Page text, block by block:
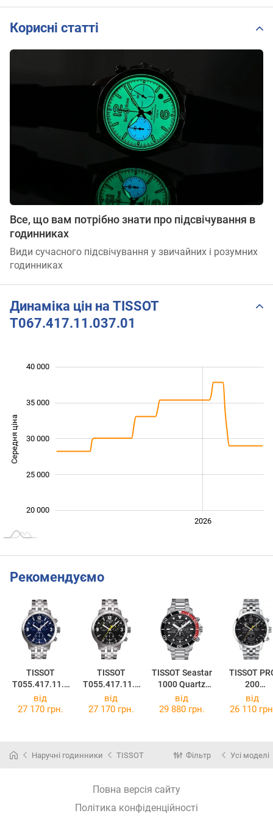
11.00
Корисні статті
Все, що вам потрібно знати про підсвічування в
годинниках
Види сучасного підсвічування у звичайних і розумних
годинниках
Динаміка цін на TISSOT
T067.417.11.037.01
Середня ціна 20 000
20 000
25 000
30 000
35 000
40 000
2026
Рекомендуємо
TISSOT
T055.417.11.0
47.00
TISSOT
T055.417.11.0
57.00
TISSOT Seastar
1000 Quartz
Chronograph
T120.417.11.0
TISSOT
200
від
27 170 грн.
від
27 170 грн.
від
29 880 грн.
від
26 110
Наручні годинники TISSOT Фільтр Усі моделі
Повна версія сайту
Політика конфіденційності